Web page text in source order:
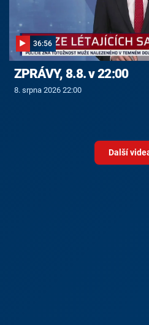
36:56
ZPRÁVY, 8.8. v 22:00
8. srpna 2026 22:00
Další